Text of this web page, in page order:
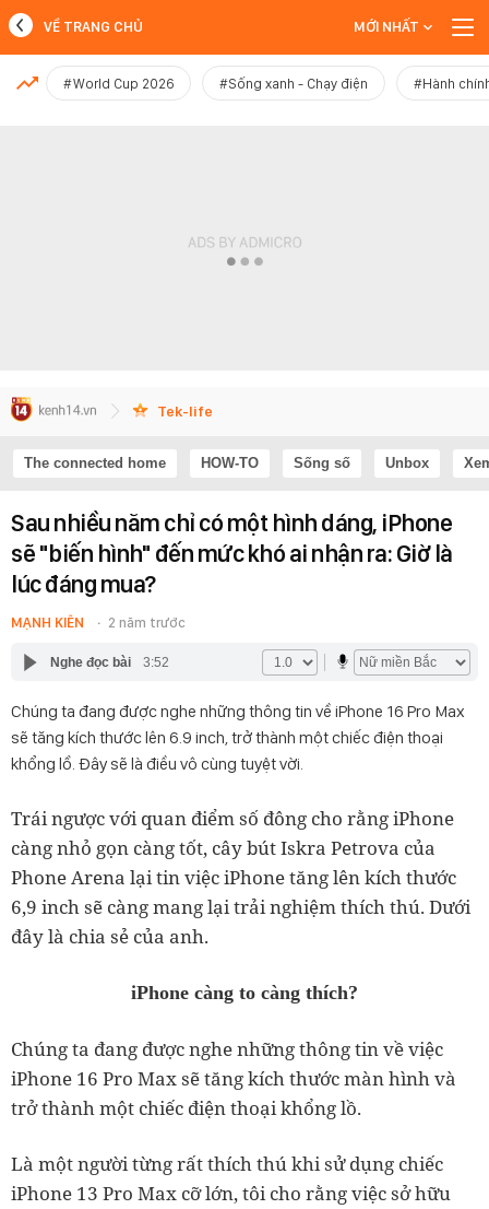
MỚI NHẤT
VỀ TRANG CHỦ MỚI NHẤT
#World Cup 2026 #Sống xanh - Chạy điện #Hành
Tek-life
The connected home HOW-TO Sống số Unbox
Sau nhiều năm chỉ có một hình dáng, iPhone
sẽ "biến hình" đến mức khó ai nhận ra: Giờ là
lúc đáng mua?
MẠNH KIÊN 2 năm trước
Nghe đọc bài 3:52
Chúng ta đang được nghe những thông tin về iPhone 16 Pro Max
sẽ tăng kích thước lên 6.9 inch, trở thành một chiếc điện thoại
khổng lồ. Đây sẽ là điều vô cùng tuyệt vời.
Trái ngược với quan điểm số đông cho rằng iPhone
càng nhỏ gọn càng tốt, cây bút Iskra Petrova của
Phone Arena lại tin việc iPhone tăng lên kích thước
6,9 inch sẽ càng mang lại trải nghiệm thích thú. Dưới
đây là chia sẻ của anh.
iPhone càng to càng thích?
Chúng ta đang được nghe những thông tin về việc
iPhone 16 Pro Max sẽ tăng kích thước màn hình và
trở thành một chiếc điện thoại khổng lồ.
Là một người từng rất thích thú khi sử dụng chiếc
iPhone 13 Pro Max cỡ lớn, tôi cho rằng việc sở hữu